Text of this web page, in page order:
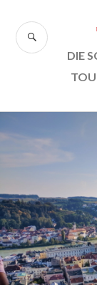
Inhalt
springen
DIE
SUCHE